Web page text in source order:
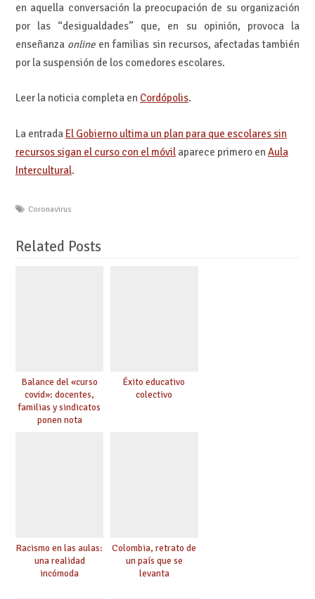
en aquella conversación la preocupación de su organización
por las “desigualdades” que, en su opinión, provoca la
enseñanza online en familias sin recursos, afectadas también
por la suspensión de los comedores escolares.
Leer la noticia completa en Cordópolis.
La entrada El Gobierno ultima un plan para que escolares sin
recursos sigan el curso con el móvilaparece primero en Aula
Intercultural.
Coronavirus
Related Posts
Balance del «curso
covid»: docentes,
familias y sindicatos
ponen nota
Éxito educativo
colectivo
Racismo en las aulas:
una realidad
incómoda
Colombia, retrato de
un país que se
levanta